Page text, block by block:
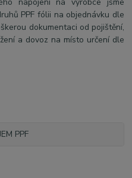
napojení na výrobce jsme
PPF fólii na objednávku dle
dokumentaci od pojištění,
a dovoz na místo určení dle
PPF